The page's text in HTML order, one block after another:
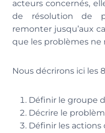
acteurs concernés,
de résolution de
remonter jusqu’aux
que les problèmes ne
Nous décrirons ici les
Définir le groupe
Décrire le
Définir les